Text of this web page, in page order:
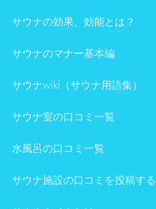
サウナの効果、効能とは？
サウナのマナー基本編
サウナwiki（サウナ用語集）
サウナ室の口コミ一覧
水風呂の口コミ一覧
サウナ施設の口コミを投稿する